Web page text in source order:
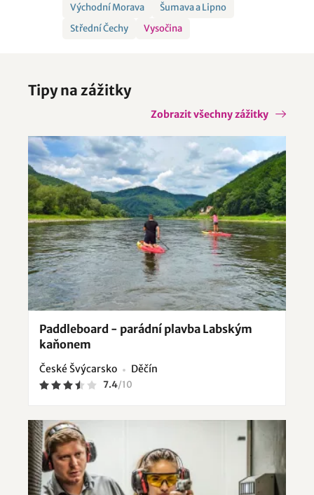
Východní Morava
Šumava a Lipno
Střední Čechy
Vysočina
Tipy na zážitky
Zobrazit všechny zážitky
Paddleboard - parádní plavba Labským
kaňonem
České Švýcarsko Děčín
7.4/10